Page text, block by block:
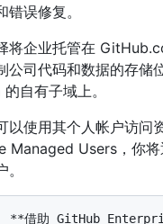
错误修复。
将企业托管在
公司代码和数据的存储
自有子域上。
以使用其个人帐户访问
Managed Users，你将